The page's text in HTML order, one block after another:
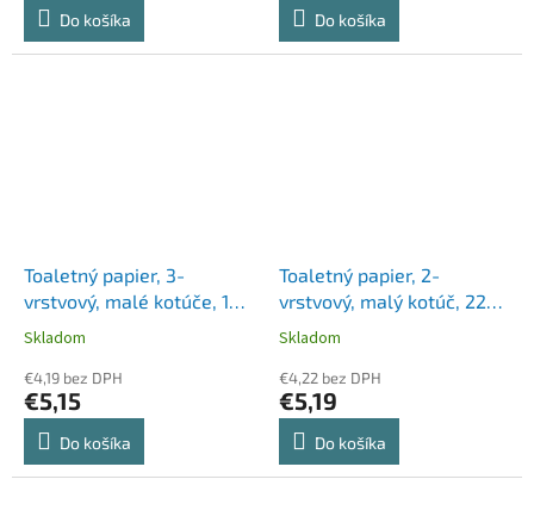
Do košíka Do košíka
Toaletný papier, 3-
vrstvový, malé kotúče, 10
kotúčov, LUCART "Soft and
Skladom
€4,19 bez DPH
€5,15
Do košíka
Toaletný papier, 2-
vrstvový, malý kotúč, 22
m, LUCART "Aquastream
Skladom
€4,22 bez DPH
€5,19
Do košíka